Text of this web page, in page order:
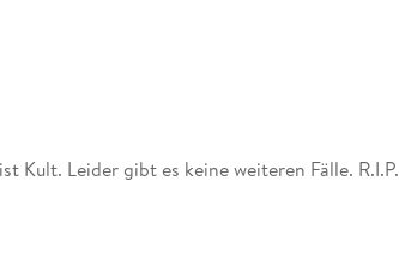
Kult. Leider gibt es keine weiteren Fälle. R.I.P.